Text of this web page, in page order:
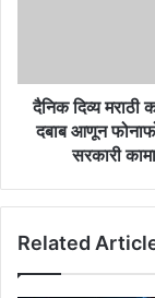
व
प्रशासकीय
दबाब
करणाऱ्या
चाटू
दैनिक दिव्य मराठी
दबाब आणून
सरकारी
Related